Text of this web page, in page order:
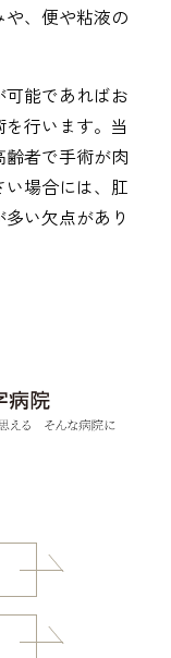
、便や粘液の
能であればお
行います。当
者で手術が肉
場合には、肛
い欠点があり